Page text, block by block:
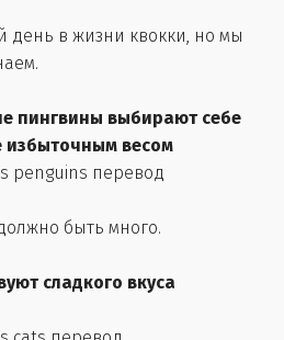
день в жизни квокки, но мы
пингвины выбирают себе
избыточным весом
быть много.
сладкого вкуса